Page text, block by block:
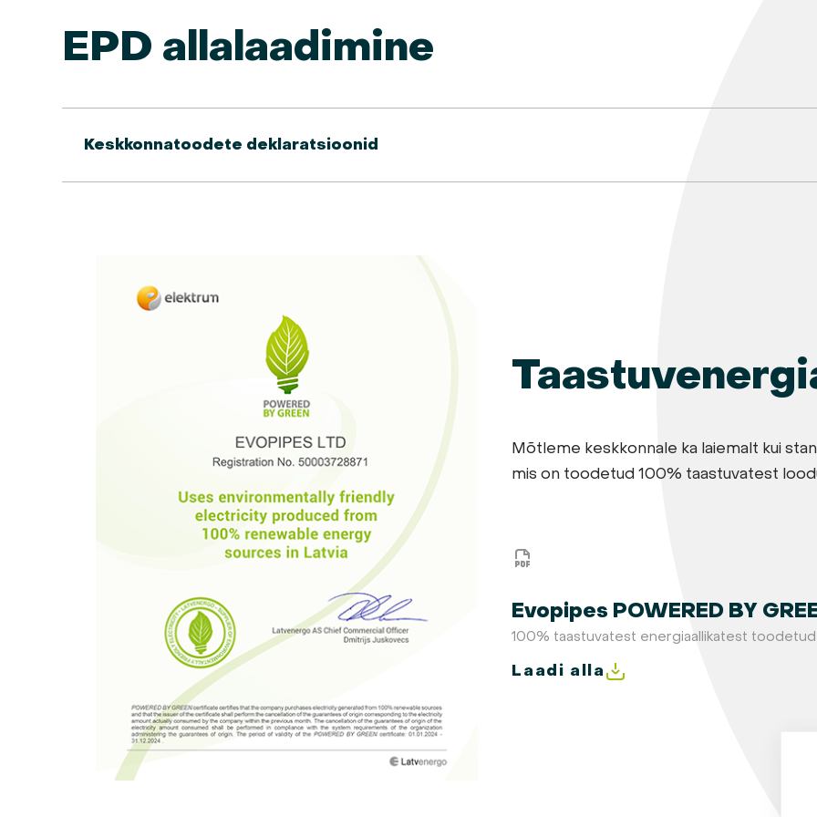
EPD allalaadimine
Keskkonnatoodete deklaratsioonid
Mõtleme keskkonnale ka laiemalt kui
mis on toodetud 100% taastuvatest
Evopipes POWERED BY
100% taastuvatest energiaallikatest
Laadi alla